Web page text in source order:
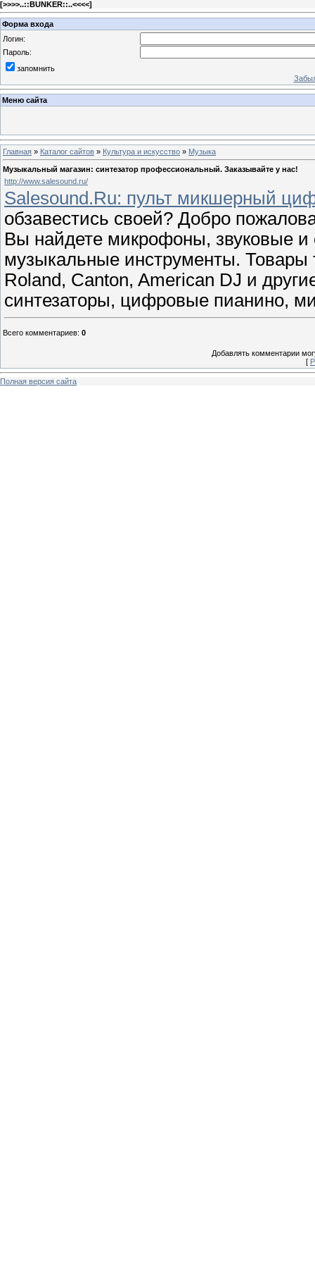
[>>>>..::BUNKER::..<<<<]
Форма входа
Логин:
Пароль:
запомнить
Меню сайта
Главная » Каталог сайтов » Культура и искусство » Музыка
Музыкальный магазин: синтезатор профессиональный. Заказывайте у нас!
http://www.salesound.ru/
Salesound.Ru: пульт микшерный
обзавестись своей? Добро
Вы найдете микрофоны, звуковые
музыкальные инструменты. Товары
Roland, Canton, American DJ и
синтезаторы, цифровые пианино,
Всего комментариев: 0
Добавлять комментарии
[
Полная версия сайта